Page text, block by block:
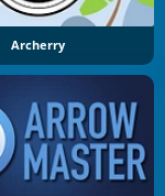
Archerry